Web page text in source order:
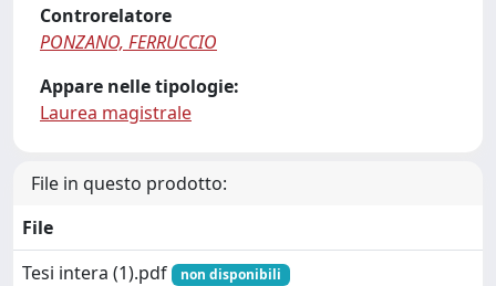
Controrelatore
PONZANO, FERRUCCIO
Appare nelle tipologie:
Laurea magistrale
File in questo prodotto:
File
Tesi intera (1).pdf
non disponibili